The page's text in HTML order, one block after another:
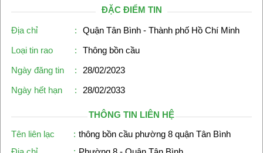
ĐẶC ĐIỂM TIN
Địa chỉ :
Quận Tân Bình - Thành phố Hồ Chí Minh
Loại tin rao
:
Thông bồn cầu
Ngày đăng tin
:
28/02/2023
Ngày hết hạn
: 28/02/2033
THÔNG TIN LIÊN HỆ
Tên liên lạc
: thông bồn cầu phường 8 quận Tân Bình